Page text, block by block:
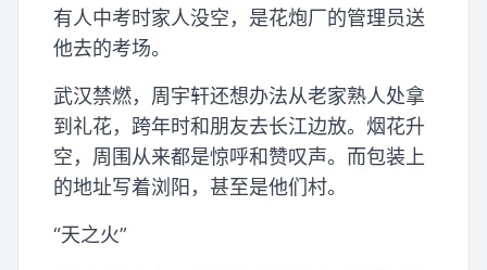
有人中考时家人没空，是花炮厂的管理员送
他去的考场。
武汉禁燃，周宇轩还想办法从老家熟人处拿
到礼花，跨年时和朋友去长江边放。烟花升
空，周围从来都是惊呼和赞叹声。而包装上
的地址写着浏阳，甚至是他们村。
“天之火”